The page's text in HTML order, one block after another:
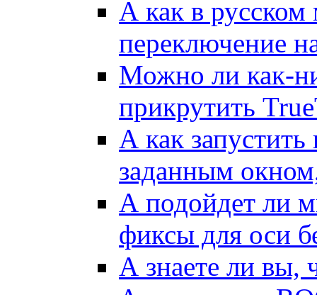
А как в русском
переключение
Можно ли как-
прикрутить
А как
заданным
А подойдет ли
фиксы для оси
А знаете ли вы,